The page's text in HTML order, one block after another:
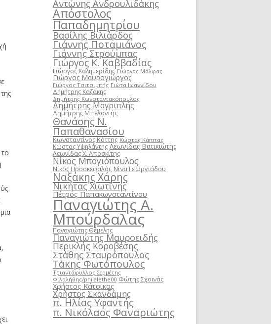
Αντώνης Ανδρουλιδάκης
Απόστολος
Παπαδημητρίου
Βασίλης Βιλιάρδος
Γιάννης Ποταμιάνος
Γιάννης Στρούμπας
Γιώργος Κ. Καββαδίας
Γιώργος Καλημερίδης Γιώργος Μάλφας
Γιώργος Μαυρογιώργος
Γιώργος Τσιτσιμπής Γιώτα Ιωαννίδου
Δημήτρης Καζάκης
Δημήτρης Κωνσταντακόπουλος
Δημήτρης Μαγριπλής
Δημήτρης Μπελαντής
Θανάσης Ν.
Παπαθανασίου
Κωνσταντίνος Κόττης Κώστας Κάππας
Κώστας Υψηλάντης Λεωνίδας Βατικιώτης
Λεωνίδας Χ. Αποσκίτης
Νίκος Μπογιόπουλος
Νίκος Προσκεφαλάς Νίνα Γεωργιάδου
Ναξάκης Χάρης
Νικήτας Χιωτίνης
Πέτρος Παπακωνσταντίνου
Παναγιώτης Α.
Μπούρδαλας
Παναγιώτης Θέμελης
Παναγιώτης Μαυροειδής
Περικλής Κοροβέσης
Στάθης Σταυρόπουλος
Τάκης Φωτόπουλος
Τριαντάφυλλος Σερμέτης
Φιλαλήθης/philalethe00 Φώτης Σχοινάς
Χρήστος Κάτσικας
Χρήστος Σκανδάμης
π. Ηλίας Υφαντής
π. Νικόλαος Φαναριώτης